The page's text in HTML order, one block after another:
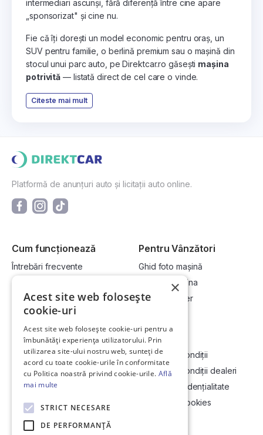
intermediari ascunși, fără diferență între cine apare
„sponsorizat" și cine nu.
Fie că îți dorești un model economic pentru oraș, un
SUV pentru familie, o berlină premium sau o mașină din
stocul unui parc auto, pe Direktcar.ro găsești mașina
potrivită — listată direct de cel care o vinde.
Citeste mai mult
Platformă de anunțuri auto și licitații auto online.
Cum funcționează
Întrebări frecvente
Cum vând la licitație?
Pentru Vânzători
Ghid foto mașină
Vinde-ți mașina
Devino dealer
Link-uri utile
Informații utile vizionare
Contact
Soluționarea Online a litigiilor
ANCP
Compania
Termeni și condiții
Termeni și condiții dealeri
Politică confidențialitate
Politica de cookies
×
Acest site web folosește
cookie-uri
Acest site web folosește cookie-uri pentru a
îmbunătăți experiența utilizatorului. Prin
utilizarea site-ului nostru web, sunteți de
acord cu toate cookie-urile în conformitate
cu Politica noastră privind cookie-urile. Află
mai multe
STRICT NECESARE
DE PERFORMANȚĂ